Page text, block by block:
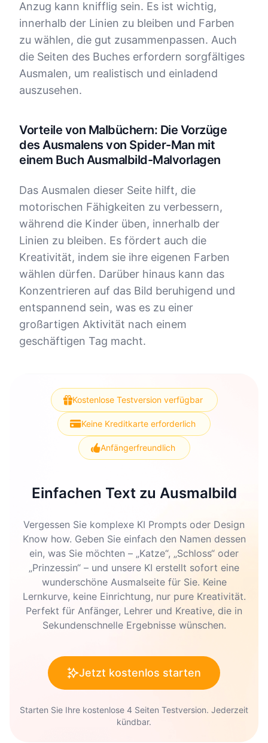
Anzug kann knifflig sein. Es ist wichtig,
innerhalb der Linien zu bleiben und Farben
zu wählen, die gut zusammenpassen. Auch
die Seiten des Buches erfordern sorgfältiges
Ausmalen, um realistisch und einladend
auszusehen.
Vorteile von Malbüchern: Die Vorzüge
des Ausmalens von Spider-Man mit
einem Buch Ausmalbild-Malvorlagen
Das Ausmalen dieser Seite hilft, die
motorischen Fähigkeiten zu verbessern,
während die Kinder üben, innerhalb der
Linien zu bleiben. Es fördert auch die
Kreativität, indem sie ihre eigenen Farben
wählen dürfen. Darüber hinaus kann das
Konzentrieren auf das Bild beruhigend und
entspannend sein, was es zu einer
großartigen Aktivität nach einem
geschäftigen Tag macht.
Kostenlose Testversion verfügbar
Keine Kreditkarte erforderlich
Anfängerfreundlich
Einfachen Text zu Ausmalbild
Vergessen Sie komplexe KI Prompts oder Design
Know how. Geben Sie einfach den Namen dessen
ein, was Sie möchten – „Katze“, „Schloss“ oder
„Prinzessin“ – und unsere KI erstellt sofort eine
wunderschöne Ausmalseite für Sie. Keine
Lernkurve, keine Einrichtung, nur pure Kreativität.
Perfekt für Anfänger, Lehrer und Kreative, die in
Sekundenschnelle Ergebnisse wünschen.
Jetzt kostenlos starten
Starten Sie Ihre kostenlose 4 Seiten Testversion. Jederzeit
kündbar.